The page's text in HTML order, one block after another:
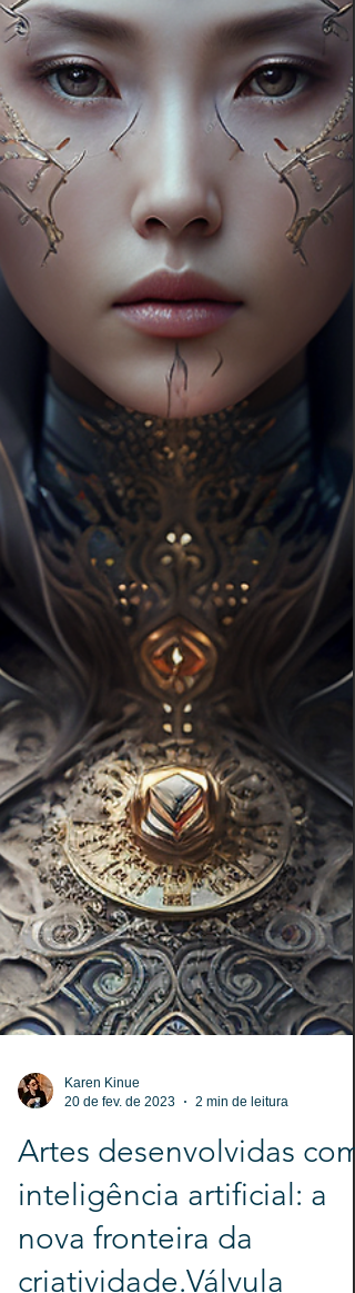
Karen Kinue
20 de fev. de 2023
2 min de leitura
Artes desenvolvidas com
inteligência artificial: a